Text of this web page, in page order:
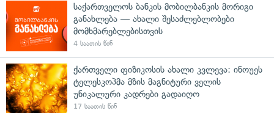
საქართველოს ბანკის მობილბანკის მორიგი
განახლება — ახალი შესაძლებლობები
მომხმარებლებისთვის
4 საათის წინ
ქართველი ფიზიკოსის ახალი კვლევა: ინოუეს
ტელესკოპმა მზის მაგნიტური ველის
უნიკალური კადრები გადაიღო
17 საათის წინ